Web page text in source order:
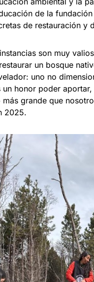
de la
de restauración y
son muy
un bosque
uno no
un honor poder
grande que
2025.